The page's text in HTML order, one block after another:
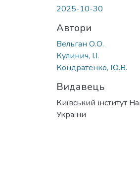
2025-10-30
Автори
Вельган О.О.
Кулинич, І.І.
Кондратенко, Ю.В.
Видавець
Київський інститут
України